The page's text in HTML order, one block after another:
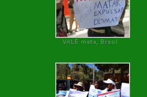
VALE mata, Brasil